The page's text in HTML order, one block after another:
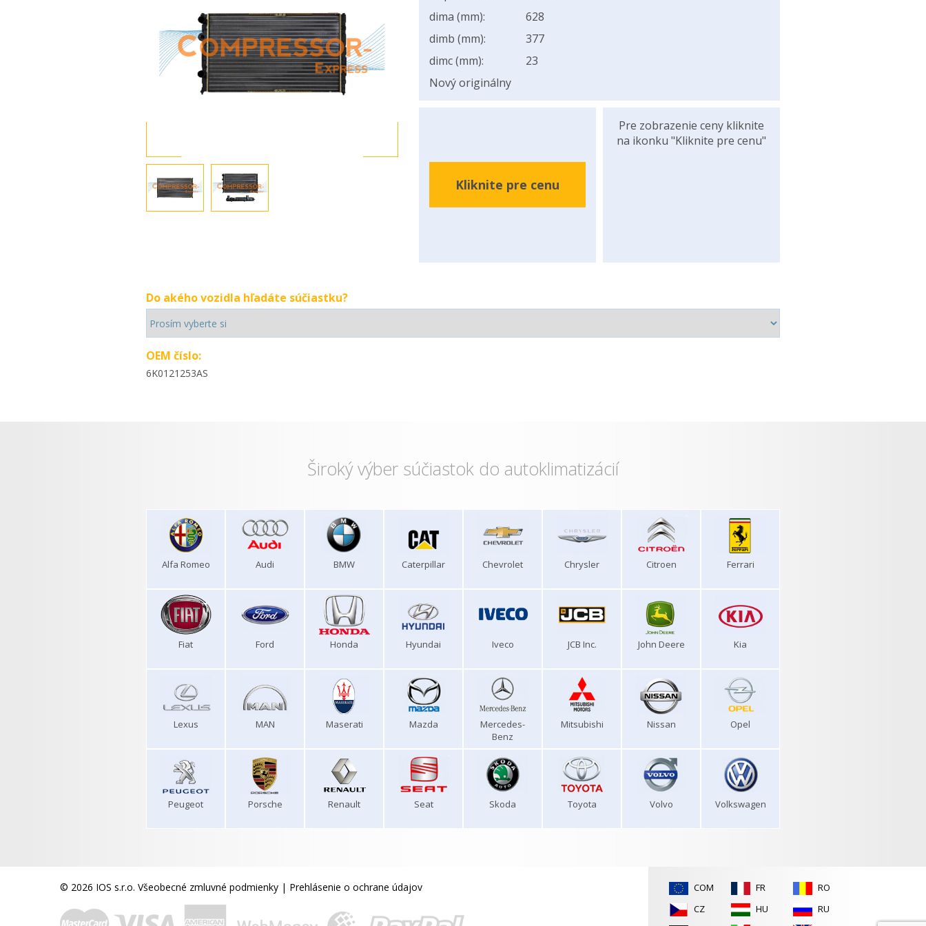
dima (mm):
628
dimb (mm):
377
dimc (mm):
23
Nový originálny
Kliknite pre cenu
Pre zobrazenie ceny kliknite
na ikonku "Kliknite pre cenu"
Do akého vozidla hľadáte súčiastku?
OEM číslo:
6K0121253AS
Široký výber súčiastok do autoklimatizácií
Alfa Romeo Audi BMW Caterpillar Chevrolet Chrysler Citroen Ferrari
Fiat Ford Honda Hyundai Iveco JCB Inc. John Deere Kia
Lexus MAN Maserati Mazda
Mercedes-
Benz
Mitsubishi Nissan Opel
Peugeot Porsche Renault Seat Skoda Toyota Volvo Volkswagen
© 2026 IOS s.r.o. Všeobecné zmluvné podmienky | Prehlásenie o ochrane údajov
COM
CZ
FR
HU
RO
RU